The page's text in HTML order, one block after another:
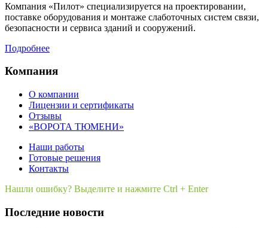
Компания «Пилот» специализируется на проектировании,
поставке оборудования и монтаже слаботочных систем связи,
безопасности и сервиса зданий и сооружений.
Подробнее
Компания
О компании
Лицензии и сертификаты
Отзывы
«ВОРОТА ТЮМЕНИ»
Наши работы
Готовые решения
Контакты
Нашли ошибку? Выделите и нажмите Ctrl + Enter
Последние новости